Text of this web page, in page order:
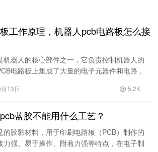
工作原理，机器人pcb电路板怎么接
机器人的核心部件之一，它负责控制机器人的
电路板上集成了大量的电子元器件和电路，
13日 5.2K
蓝胶不能用什么工艺？
的胶黏材料，用于印刷电路板（PCB）制作的
力强、易于操作、附着力强等特点，在电子制